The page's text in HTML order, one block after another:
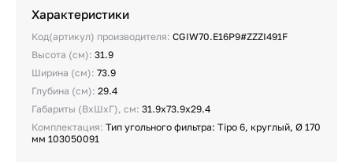
Характеристики
Код(артикул) производителя: CGIW70.E16P9#ZZZI491F
Высота (см): 31.9
Ширина (см): 73.9
Глубина (см): 29.4
Габариты (ВхШхГ), см: 31.9х73.9х29.4
Комплектация: Тип угольного фильтра: Tipo 6, круглый, Ø 170
мм 103050091